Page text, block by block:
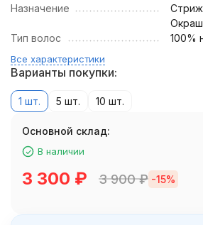
Назначение
Тип волос
100%
Все характеристики
Варианты покупки:
1 шт. 5 шт. 10 шт.
Основной склад:
В наличии
3 300 ₽ 3 900₽ -15%